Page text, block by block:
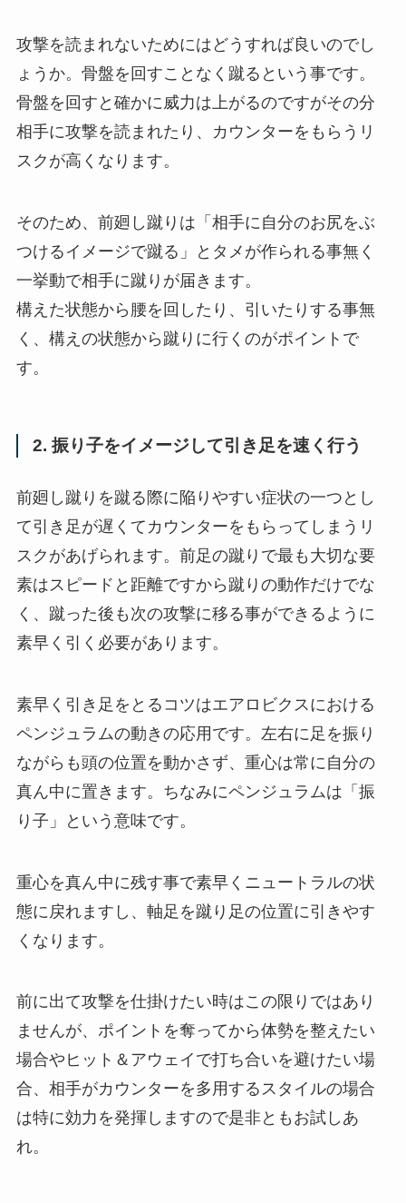
攻撃を読まれないためにはどうすれば良いのでし
ょうか。骨盤を回すことなく蹴るという事です。
骨盤を回すと確かに威力は上がるのですがその分
相手に攻撃を読まれたり、カウンターをもらうリ
スクが高くなります。
そのため、前廻し蹴りは「相手に自分のお尻をぶ
つけるイメージで蹴る」とタメが作られる事無く
一挙動で相手に蹴りが届きます。
構えた状態から腰を回したり、引いたりする事無
く、構えの状態から蹴りに行くのがポイントで
す。
2. 振り子をイメージして引き足を速く行う
前廻し蹴りを蹴る際に陥りやすい症状の一つとし
て引き足が遅くてカウンターをもらってしまうリ
スクがあげられます。前足の蹴りで最も大切な要
素はスピードと距離ですから蹴りの動作だけでな
く、蹴った後も次の攻撃に移る事ができるように
素早く引く必要があります。
素早く引き足をとるコツはエアロビクスにおける
ペンジュラムの動きの応用です。左右に足を振り
ながらも頭の位置を動かさず、重心は常に自分の
真ん中に置きます。ちなみにペンジュラムは「振
り子」という意味です。
重心を真ん中に残す事で素早くニュートラルの状
態に戻れますし、軸足を蹴り足の位置に引きやす
くなります。
前に出て攻撃を仕掛けたい時はこの限りではあり
ませんが、ポイントを奪ってから体勢を整えたい
場合やヒット＆アウェイで打ち合いを避けたい場
合、相手がカウンターを多用するスタイルの場合
は特に効力を発揮しますので是非ともお試しあ
れ。